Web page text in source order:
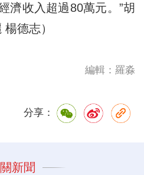
濟收入超過80萬元。”胡
德志）
編輯：羅淼
分享：
新聞